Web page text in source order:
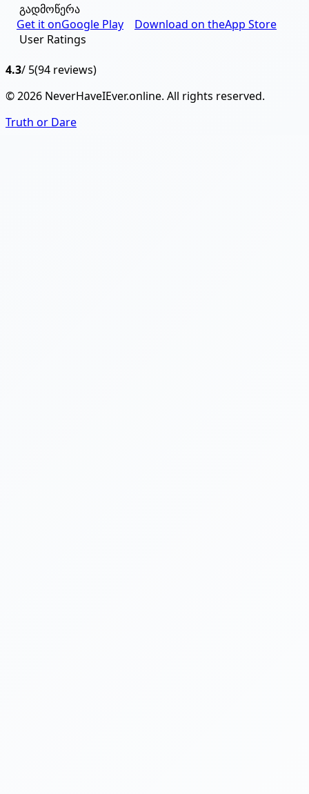
გადმოწერა
Get it onGoogle Play Download on theApp Store
User Ratings
4.3/ 5(94 reviews)
© 2026 NeverHaveIEver.online. All rights reserved.
Truth or Dare